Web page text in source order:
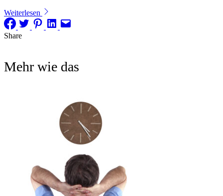
Weiterlesen
Share
Mehr wie das